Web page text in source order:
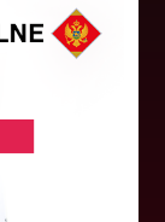
UEFA
ar 1:4
2026.